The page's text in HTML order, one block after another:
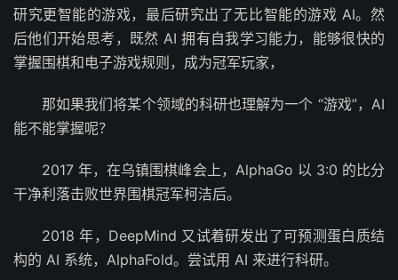
研究更智能的游戏，最后研究出了无比智能的游戏 AI。然
后他们开始思考，既然 AI 拥有自我学习能力，能够很快的
掌握围棋和电子游戏规则，成为冠军玩家，
那如果我们将某个领域的科研也理解为一个 “游戏”，AI
能不能掌握呢？
2017 年，在乌镇围棋峰会上，AlphaGo 以 3:0 的比分
干净利落击败世界围棋冠军柯洁后。
2018 年，DeepMind 又试着研发出了可预测蛋白质结
构的 AI 系统，AlphaFold。尝试用 AI 来进行科研。